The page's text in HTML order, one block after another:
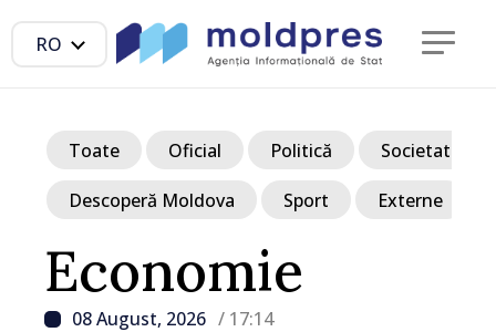
RO
Economie
08 August, 2026 / 17:14
Toate Oficial Politică Societate
Descoperă Moldova Sport Externe